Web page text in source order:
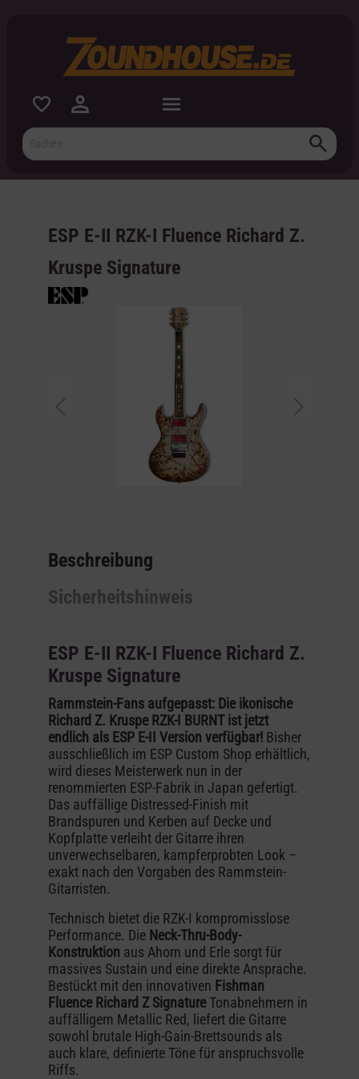
ESP E-II RZK-I Fluence Richard Z.
Kruspe Signature
Beschreibung
Sicherheitshinweis
ESP E-II RZK-I Fluence Richard Z.
Kruspe Signature
Rammstein-Fans aufgepasst: Die ikonische
Richard Z. Kruspe RZK-I BURNT ist jetzt
endlich als ESP E-II Version verfügbar! Bisher
ausschließlich im ESP Custom Shop erhältlich,
wird dieses Meisterwerk nun in der
renommierten ESP-Fabrik in Japan gefertigt.
Das auffällige Distressed-Finish mit
Brandspuren und Kerben auf Decke und
Kopfplatte verleiht der Gitarre ihren
unverwechselbaren, kampferprobten Look –
exakt nach den Vorgaben des Rammstein-
Gitarristen.
Technisch bietet die RZK-I kompromisslose
Performance. Die Neck-Thru-Body-
Konstruktion aus Ahorn und Erle sorgt für
massives Sustain und eine direkte Ansprache.
Bestückt mit den innovativen Fishman
Fluence Richard Z SignatureTonabnehmern in
auffälligem Metallic Red, liefert die Gitarre
sowohl brutale High-Gain-Brettsounds als
auch klare, definierte Töne für anspruchsvolle
Riffs.